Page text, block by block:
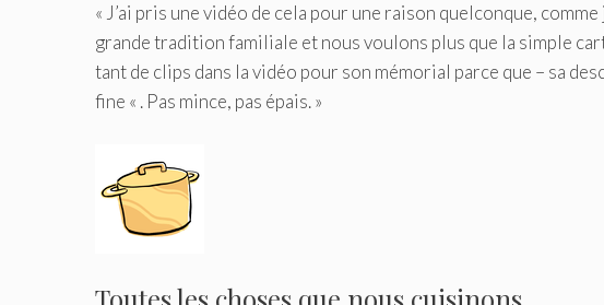
« J’ai pris une vidéo de cela pour une raison quelconque,
grande tradition familiale et nous voulons plus que la simple
tant de clips dans la vidéo pour son mémorial parce que – sa
fine « . Pas mince, pas épais. »